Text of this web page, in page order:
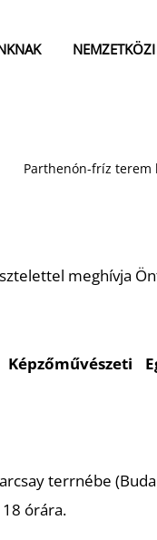
NEMZETKÖZI
Parthenón-fríz terem
meghívja
terrnébe
órára.